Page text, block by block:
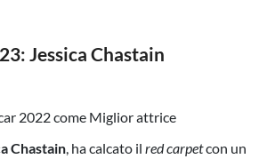
Jessica Chastain
2022 come Miglior attrice
Chastain, ha calcato il red carpetcon un